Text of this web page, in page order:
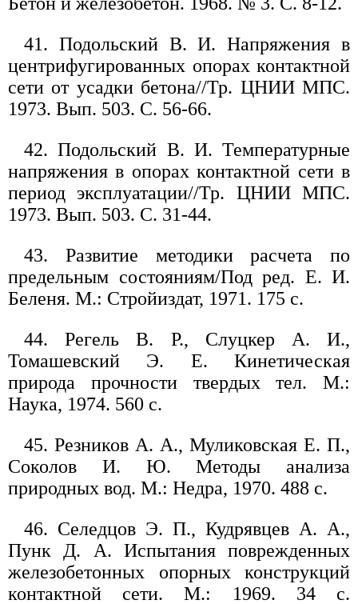
41. Подольский В. И. Напряжения в
центрифугированных опорах контактной
сети от усадки бетона//Тр. ЦНИИ МПС.
1973. Вып. 503. С. 56-66.
42. Подольский В. И. Температурные
напряжения в опорах контактной сети в
период эксплуатации//Тр. ЦНИИ МПС.
1973. Вып. 503. С. 31-44.
43. Развитие методики расчета по
предельным состояниям/Под ред. Е. И.
Беленя. М.: Стройиздат, 1971. 175 с.
44. Регель В. Р., Слуцкер А. И.,
Томашевский Э. Е. Кинетическая
природа прочности твердых тел. М.:
Наука, 1974. 560 с.
45. Резников А. А., Муликовская Е. П.,
Соколов И. Ю. Методы анализа
природных вод. М.: Недра, 1970. 488 с.
46. Селедцов Э. П., Кудрявцев А. А.,
Пунк Д. А. Испытания поврежденных
железобетонных опорных конструкций
контактной сети. М.: 1969. 34 с.